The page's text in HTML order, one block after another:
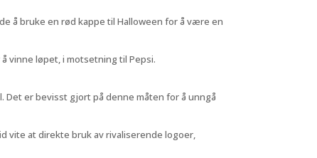
å bruke en rød kappe til Halloween for å være en
vinne løpet, i motsetning til Pepsi.
Det er bevisst gjort på denne måten for å unngå
vite at direkte bruk av rivaliserende logoer,